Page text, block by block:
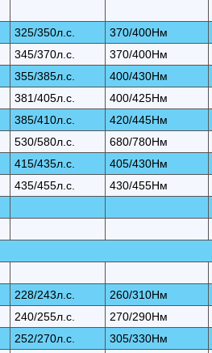
325/350л.с. 370/400Нм
345/370л.с. 370/400Нм
355/385л.с. 400/430Нм
381/405л.с. 400/425Нм
385/410л.с. 420/445Нм
530/580л.с. 680/780Нм
415/435л.с. 405/430Нм
435/455л.с. 430/455Нм
228/243л.с. 260/310Нм
240/255л.с. 270/290Нм
252/270л.с. 305/330Нм